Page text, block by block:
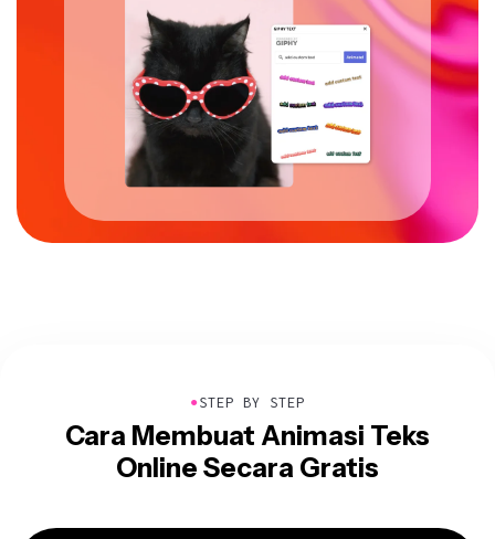
●STEP BY STEP
Cara Membuat Animasi Teks
Online Secara Gratis